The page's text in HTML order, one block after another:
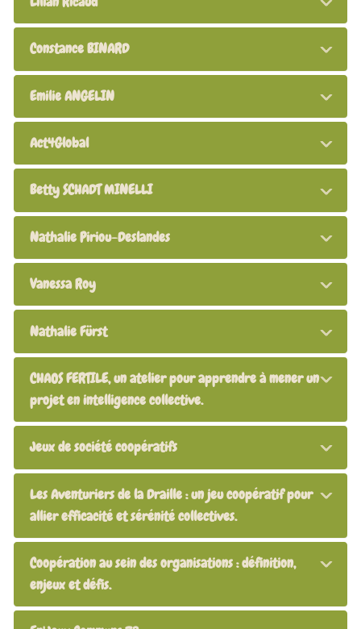
Constance BINARD
Emilie ANGELIN
Act4Global
Betty SCHADT MINELLI
Nathalie Piriou-Deslandes
Vanessa Roy
Nathalie Fürst
CHAOS FERTILE, un atelier pour apprendre à mener un
projet en intelligence collective.
Jeux de société coopératifs
Les Aventuriers de la Draille : un jeu coopératif pour
allier efficacité et sérénité collectives.
Coopération au sein des organisations : définition,
enjeux et défis.